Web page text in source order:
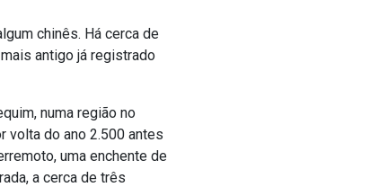
chinês. Há cerca de
antigo já registrado
numa região no
volta do ano 2.500 antes
uma enchente de
a cerca de três